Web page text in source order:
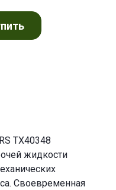
TX40348
жидкости
Своевременная